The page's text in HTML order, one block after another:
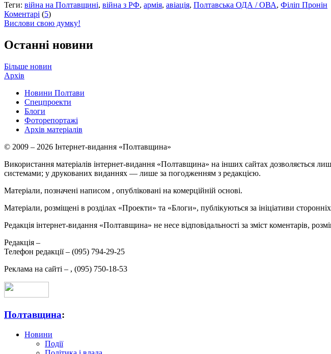
Теги: війна на Полтавщині, війна з РФ, армія, авіація, Полтавська ОДА / ОВА, Філіп Пронін
Коментарі (5)
Вислови свою думку!
Останні новини
Більше новин
Архів
Новини Полтави
Спецпроекти
Блоги
Фоторепортажі
Архів матеріалів
© 2009 – 2026 Інтернет-видання «Полтавщина»
Використання матеріалів інтернет-видання «Полтавщина» на інших сайтах дозволяється
системами; у друкованих виданнях — лише за погодженням з редакцією.
Матеріали, позначені написом , опубліковані на комерційній основі.
Матеріали, розміщені в розділах «Проекти» та «Блоги», публікуються за ініціативи
Редакція інтернет-видання «Полтавщина» не несе відповідальності за зміст коментарів,
Редакція –
Телефон редакції – (095) 794-29-25
Реклама на сайті – , (095) 750-18-53
Полтавщина:
Новини
Події